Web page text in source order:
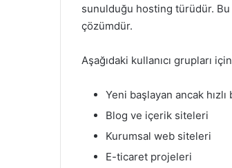
sunulduğu hosting türüdür.
çözümdür.
Aşağıdaki kullanıcı grupları
Yeni başlayan ancak
Blog ve içerik siteleri
Kurumsal web siteleri
E-ticaret projeleri